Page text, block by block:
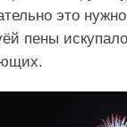
это
пены